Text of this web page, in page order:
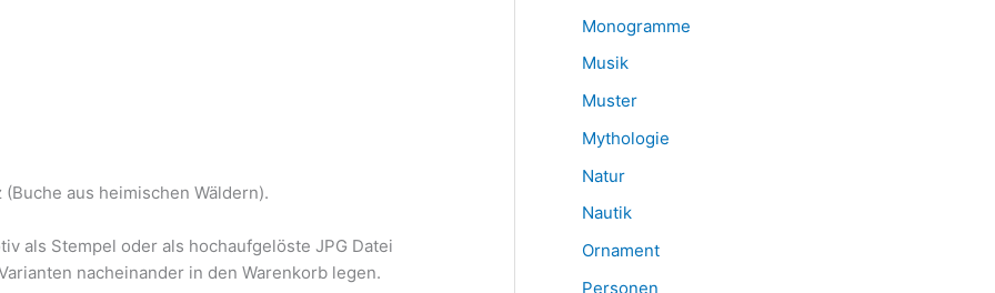
aus heimischen Wäldern).
als Stempel oder als hochaufgelöste JPG Datei
nacheinander in den Warenkorb legen.
Monogramme
Musik
Muster
Mythologie
Natur
Nautik
Ornament
Personen